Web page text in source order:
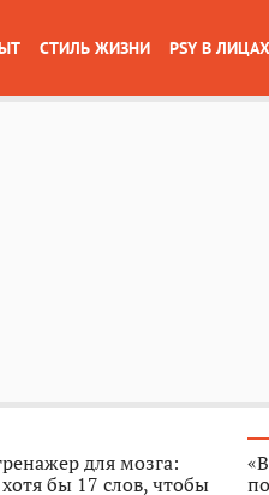
СТИЛЬ ЖИЗНИ PSY В ЛИЦАХ
для мозга:
бы 17 слов, чтобы